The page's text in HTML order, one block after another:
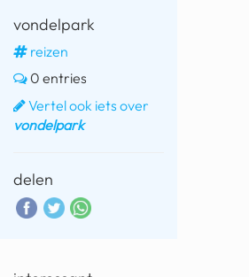
armand duplantis
duitsland
chevrolet mohawk
vondelpark
reizen
0 entries
Vertel ook iets over
vondelpark
delen